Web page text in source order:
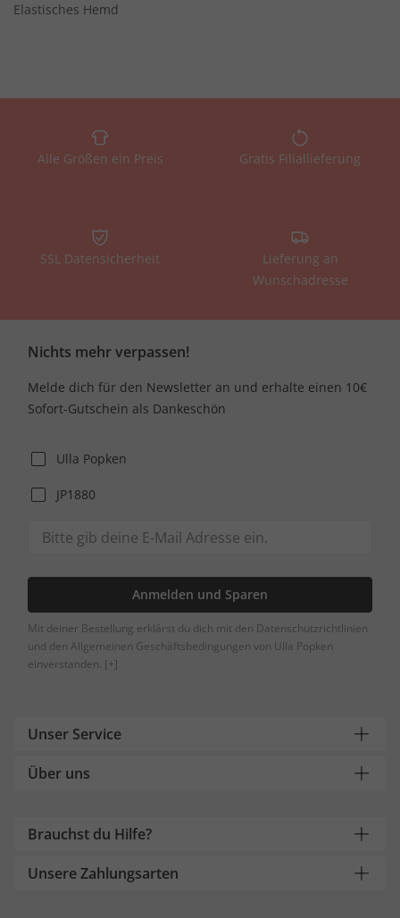
Elastisches Hemd
Alle Größen ein Preis Gratis Filiallieferung
SSL Datensicherheit
Lieferung an
Wunschadresse
Nichts mehr verpassen!
Melde dich für den Newsletter an und erhalte einen 10€
Sofort-Gutschein als Dankeschön
Ulla Popken
JP1880
Anmelden und Sparen
Mit deiner Bestellung erklärst du dich mit den Datenschutzrichtlinien
und den Allgemeinen Geschäftsbedingungen von Ulla Popken
einverstanden. [+]
Unser Service
Über uns
Brauchst du Hilfe?
Unsere Zahlungsarten